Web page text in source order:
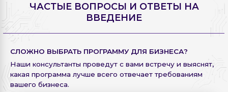
ЧАСТЫЕ ВОПРОСЫ И ОТВЕТЫ НА
ВВЕДЕНИЕ
СЛОЖНО ВЫБРАТЬ ПРОГРАММУ ДЛЯ БИЗНЕСА?
Наши консультанты проведут с вами встречу и выяснят,
какая программа лучше всего отвечает требованиям
вашего бизнеса.